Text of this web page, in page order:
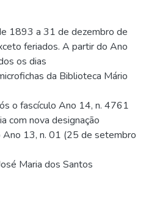
1893 a 31 de dezembro de
feriados. A partir do Ano
os dias
da Biblioteca Mário
o fascículo Ano 14, n. 4761
com nova designação
Ano 13, n. 01 (25 de setembro
Maria dos Santos